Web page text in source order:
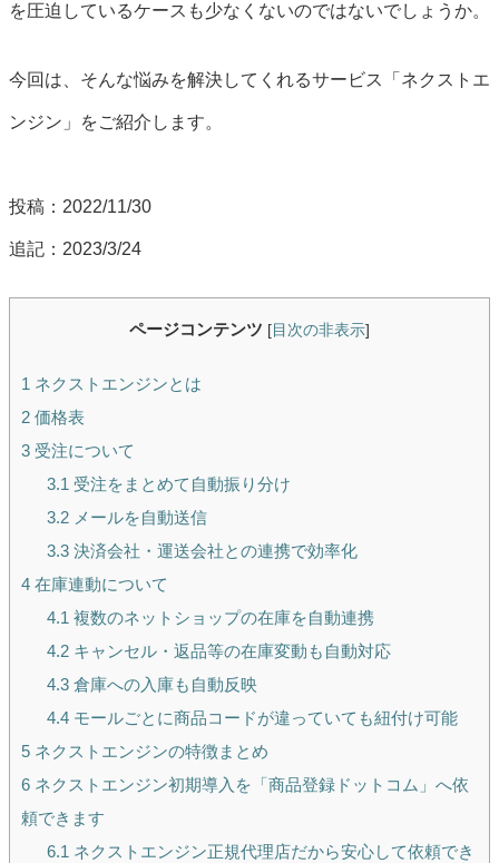
を圧迫しているケースも少なくないのではないでしょうか。
今回は、そんな悩みを解決してくれるサービス「ネクストエ
ンジン」をご紹介します。
投稿：2022/11/30
追記：2023/3/24
ページコンテンツ [ 目次の非表示]
1 ネクストエンジンとは
2 価格表
3 受注について
3.1 受注をまとめて自動振り分け
3.2メールを自動送信
3.3決済会社・運送会社との連携で効率化
4 在庫連動について
4.1 複数のネットショップの在庫を自動連携
4.2キャンセル・返品等の在庫変動も自動対応
4.3倉庫への入庫も自動反映
4.4モールごとに商品コードが違っていても紐付け可能
5 ネクストエンジンの特徴まとめ
6 ネクストエンジン初期導入を「商品登録ドットコム」へ依
頼できます
6.1 ネクストエンジン正規代理店だから安心して依頼でき